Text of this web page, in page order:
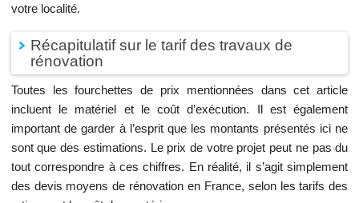
votre localité.
Récapitulatif sur le tarif des travaux de
rénovation
Toutes les fourchettes de prix mentionnées dans cet article
incluent le matériel et le coût d’exécution. Il est également
important de garder à l’esprit que les montants présentés ici ne
sont que des estimations. Le prix de votre projet peut ne pas du
tout correspondre à ces chiffres. En réalité, il s’agit simplement
des devis moyens de rénovation en France, selon les tarifs des